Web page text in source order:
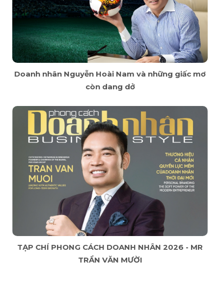
Doanh nhân Nguyễn Hoài Nam và những giấc mơ
còn dang dở
TẠP CHÍ PHONG CÁCH DOANH NHÂN 2026 - MR
TRẦN VĂN MƯỜI